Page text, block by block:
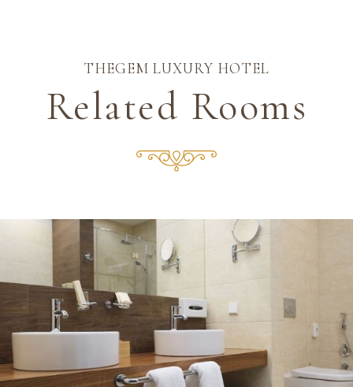
THEGEM LUXURY HOTEL
Related Rooms